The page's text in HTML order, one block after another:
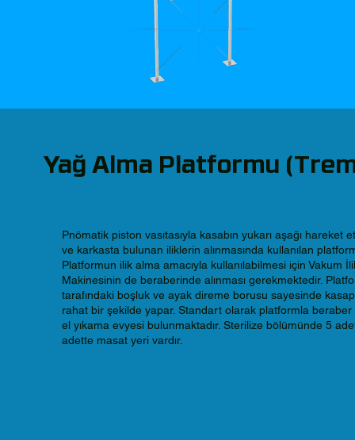
Yağ Alma Platformu
Pnömatik piston vasıtasıyla kasabın yukarı aşağı hareket
ve karkasta bulunan iliklerin alınmasında kullanılan
Platformun ilik alma amacıyla kullanılabilmesi için Vakum
Makinesinin de beraberinde alınması gerekmektedir.
tarafındaki boşluk ve ayak direme borusu sayesinde
rahat bir şekilde yapar. Standart olarak platformla beraber
el yıkama evyesi bulunmaktadır. Sterilize bölümünde 5
adette masat yeri vardır.